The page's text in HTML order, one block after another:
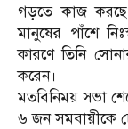
গড়তে কাজ
মানুষের পাঁশে
কারণে তিনি
করেন।
মতবিনিময় সভা
৬ জন সমবায়ীকে